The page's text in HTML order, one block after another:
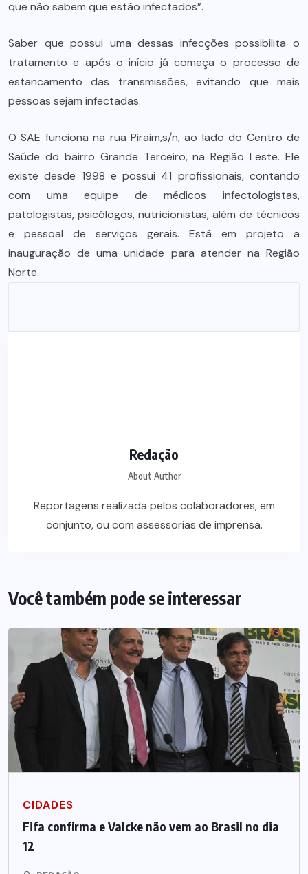
que não sabem que estão infectados”.
Saber que possui uma dessas infecções possibilita o
tratamento e após o início já começa o processo de
estancamento das transmissões, evitando que mais
pessoas sejam infectadas.
O SAE funciona na rua Piraim,s/n, ao lado do Centro de
Saúde do bairro Grande Terceiro, na Região Leste. Ele
existe desde 1998 e possui 41 profissionais, contando
com uma equipe de médicos infectologistas,
patologistas, psicólogos, nutricionistas, além de técnicos
e pessoal de serviços gerais. Está em projeto a
inauguração de uma unidade para atender na Região
Norte.
Redação
About Author
Reportagens realizada pelos colaboradores, em
conjunto, ou com assessorias de imprensa.
Você também pode se interessar
CIDADES
Fifa confirma e Valcke não vem ao Brasil no dia
12